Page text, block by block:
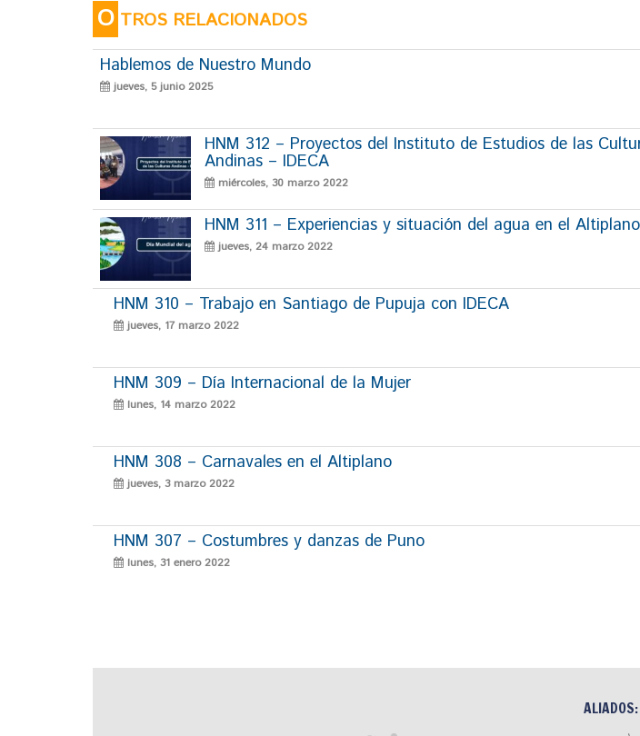
O TROS RELACIONADOS
Hablemos de Nuestro Mundo
jueves, 5 junio 2025
HNM 312 – Proyectos del Instituto de Estudios de las
Andinas – IDECA
miércoles, 30 marzo 2022
HNM 311 – Experiencias y situación del agua en el Altiplano
jueves, 24 marzo 2022
HNM 310 – Trabajo en Santiago de Pupuja con IDECA
jueves, 17 marzo 2022
HNM 309 – Día Internacional de la Mujer
lunes, 14 marzo 2022
HNM 308 – Carnavales en el Altiplano
jueves, 3 marzo 2022
HNM 307 – Costumbres y danzas de Puno
lunes, 31 enero 2022
ALIADOS: